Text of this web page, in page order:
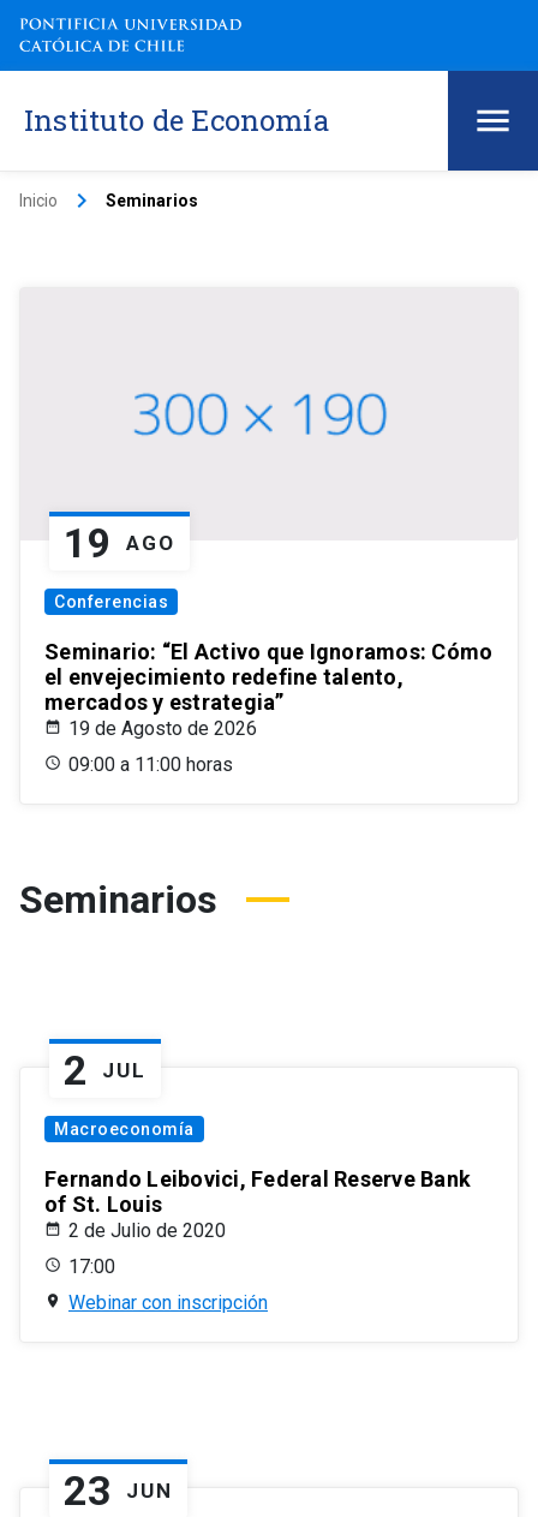
Instituto de Economía
Inicio keyboard_arrow_right Seminarios
19 AGO
Conferencias
Seminario: “El Activo que Ignoramos: Cómo
el envejecimiento redefine talento,
mercados y estrategia”
19 de Agosto de 2026
09:00 a 11:00 horas
Seminarios
2 JUL
Macroeconomía
Fernando Leibovici, Federal Reserve Bank
of St. Louis
2 de Julio de 2020
17:00
Webinar con inscripción
23 JUN